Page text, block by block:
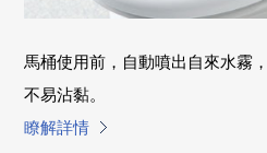
馬桶使用前，自動噴出自來水霧
不易沾黏。
瞭解詳情